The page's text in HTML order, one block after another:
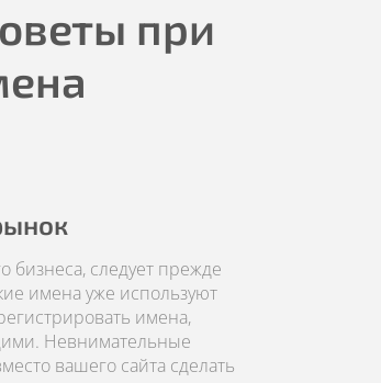
при
бизнеса, следует прежде
имена уже используют
имена,
Невнимательные
вашего сайта сделать